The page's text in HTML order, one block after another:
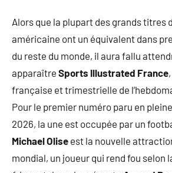
Alors que la plupart des grands titres
américaine ont un équivalent dans
du reste du monde, il aura fallu
apparaître Sports Illustrated France
française et trimestrielle de
Pour le premier numéro paru en
2026, la une est occupée par un
Michael Olise est la nouvelle
mondial, un joueur qui rend fou selon